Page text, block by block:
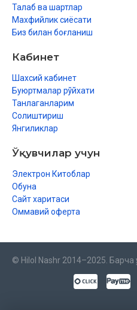
Талаб ва шартлар
Махфийлик сиёсати
Биз билан боғланиш
Кабинет
Шахсий кабинет
Буюртмалар рўйхати
Танлаганларим
Солиштириш
Янгиликлар
Ўқувчилар учун
Электрон Китоблар
Обуна
Сайт харитаси
Оммавий оферта
© Hilol Nashr 2014–2025. Барча